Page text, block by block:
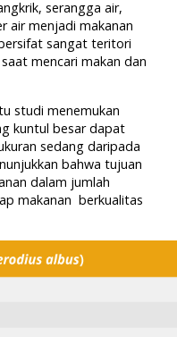
serangga air,
air menjadi makanan
sangat teritori
mencari makan dan
studi menemukan
kuntul besar dapat
sedang daripada
bahwa tujuan
dalam jumlah
makanan berkualitas